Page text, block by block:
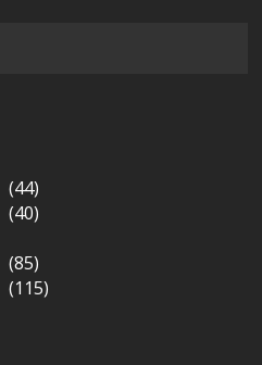
(44)
(40)
(85)
(115)